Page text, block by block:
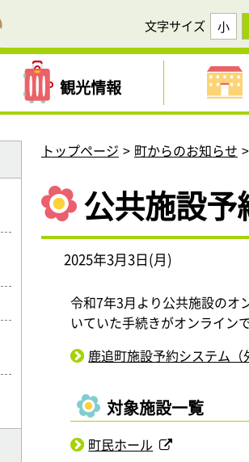
文字サイズ 小
観光情報
トップページ 町からのお知らせ
公共施設予
2025年3月3日(月)
令和7年3月より公共施設のオ
いていた手続きがオンライン
鹿追町施設予約システム（
対象施設一覧
町民ホール